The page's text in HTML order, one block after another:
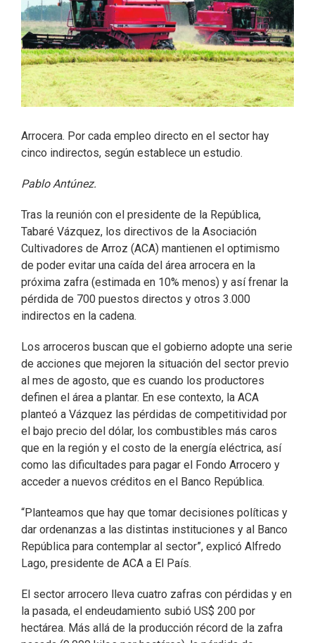
Arrocera. Por cada empleo directo en el sector hay
cinco indirectos, según establece un estudio.
Pablo Antúnez.
Tras la reunión con el presidente de la República,
Tabaré Vázquez, los directivos de la Asociación
Cultivadores de Arroz (ACA) mantienen el optimismo
de poder evitar una caída del área arrocera en la
próxima zafra (estimada en 10% menos) y así frenar la
pérdida de 700 puestos directos y otros 3.000
indirectos en la cadena.
Los arroceros buscan que el gobierno adopte una serie
de acciones que mejoren la situación del sector previo
al mes de agosto, que es cuando los productores
definen el área a plantar. En ese contexto, la ACA
planteó a Vázquez las pérdidas de competitividad por
el bajo precio del dólar, los combustibles más caros
que en la región y el costo de la energía eléctrica, así
como las dificultades para pagar el Fondo Arrocero y
acceder a nuevos créditos en el Banco República.
“Planteamos que hay que tomar decisiones políticas y
dar ordenanzas a las distintas instituciones y al Banco
República para contemplar al sector”, explicó Alfredo
Lago, presidente de ACA a El País.
El sector arrocero lleva cuatro zafras con pérdidas y en
la pasada, el endeudamiento subió US$ 200 por
hectárea. Más allá de la producción récord de la zafra